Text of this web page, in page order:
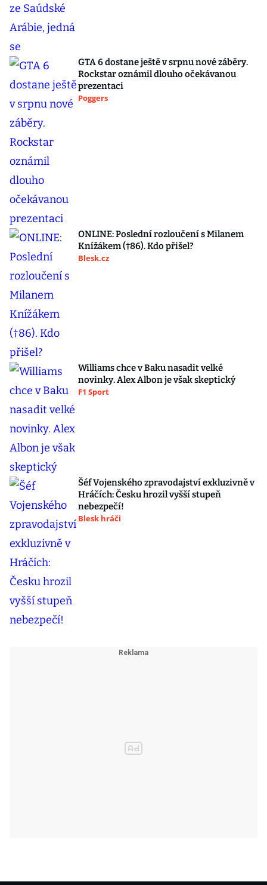
GTA 6 dostane ještě v srpnu nové záběry.
Rockstar oznámil dlouho očekávanou
prezentaci
Poggers
ONLINE: Poslední rozloučení s Milanem
Knížákem (†86). Kdo přišel?
Blesk.cz
Williams chce v Baku nasadit velké
novinky. Alex Albon je však skeptický
F1 Sport
Šéf Vojenského zpravodajství exkluzivně v
Hráčích: Česku hrozil vyšší stupeň
nebezpečí!
Blesk hráči